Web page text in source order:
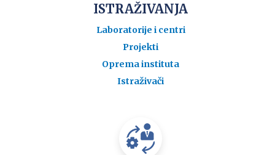
ISTRAŽIVANJA
Laboratorije i centri
Projekti
Oprema instituta
Istraživači